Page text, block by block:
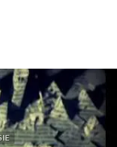
NON DIMENTICARE